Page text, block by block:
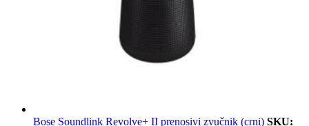
Bose Soundlink Revolve+ II prenosivi zvučnik (crni) SKU: